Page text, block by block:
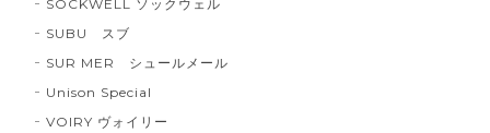
SOCKWELL ソックウェル
SUBU スブ
SUR MER シュールメール
Unison Special
VOIRY ヴォイリー